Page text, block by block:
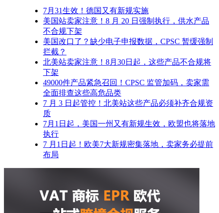
7月31生效！德国又有新规实施
美国站卖家注意！8 月 20 日强制执行，供水产品
不合规下架
美国改口了？缺少电子申报数据，CPSC 暂缓强制
拦截？
北美站卖家注意！8月30日起，这些产品不合规将
下架
49000件产品紧急召回！CPSC 监管加码，卖家需
全面排查这些高危品类
7 月 3 日起管控！北美站这些产品必须补齐合规资
质
7月1日起，美国一州又有新规生效，欧盟也将落地
执行
7 月1日起！欧美7大新规密集落地，卖家务必提前
布局